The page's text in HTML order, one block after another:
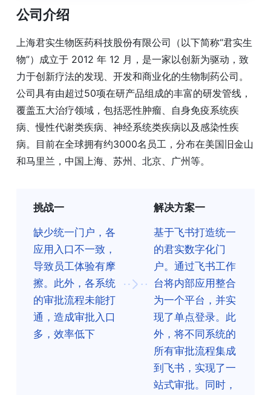
公司介绍
上海君实生物医药科技股份有限公司（以下简称“君实生
物”）成立于 2012 年 12 月，是一家以创新为驱动，致
力于创新疗法的发现、开发和商业化的生物制药公司。
公司具有由超过50项在研产品组成的丰富的研发管线，
覆盖五大治疗领域，包括恶性肿瘤、自身免疫系统疾
病、慢性代谢类疾病、神经系统类疾病以及感染性疾
病。目前在全球拥有约3000名员工，分布在美国旧金山
和马里兰，中国上海、苏州、北京、广州等。
挑战一
缺少统一门户，各
应用入口不一致，
导致员工体验有摩
擦。此外，各系统
的审批流程未能打
通，造成审批入口
多，效率低下
解决方案一
基于飞书打造统一
的君实数字化门
户。通过飞书工作
台将内部应用整合
为一个平台，并实
现了单点登录。此
外，将不同系统的
所有审批流程集成
到飞书，实现了一
站式审批。同时，